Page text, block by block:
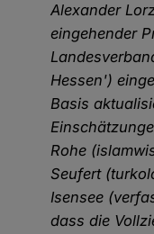
Alexander
eingehender
Hessen')
Basis
Rohe
Seufert
Isensee
dass die